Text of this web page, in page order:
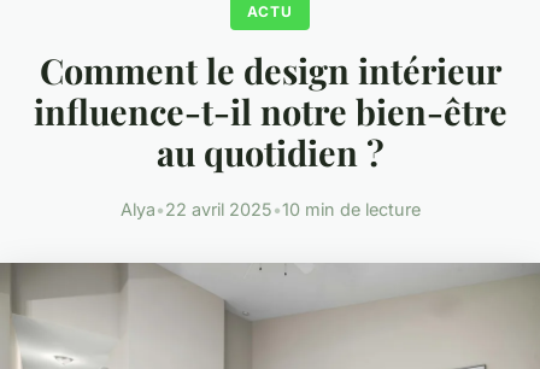
ACTU
Comment le design intérieur
influence-t-il notre bien-être
au quotidien ?
Alya•22 avril 2025•10 min de lecture